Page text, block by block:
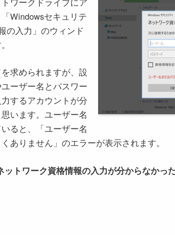
Windowsセキュリテ
の入力」のウィンド
求められますが、設
ーザー名とパスワー
するアカウントが分
います。ユーザー名
ると、「ユーザー名
ありません」のエラーが表示されます。
トワーク資格情報の入力が分からなかっ